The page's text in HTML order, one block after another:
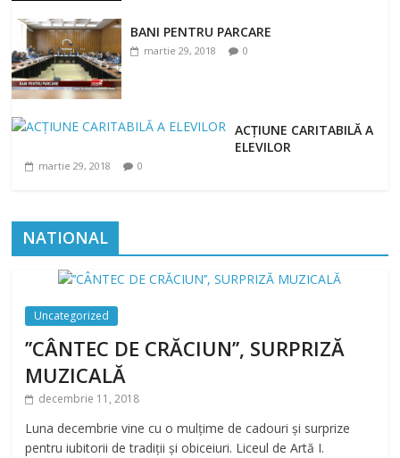
BANI PENTRU PARCARE
martie 29, 2018 0
ACȚIUNE CARITABILĂ A
ELEVILOR
martie 29, 2018 0
NATIONAL
Uncategorized
’’CÂNTEC DE CRĂCIUN’’, SURPRIZĂ
MUZICALĂ
decembrie 11, 2018
Luna decembrie vine cu o mulțime de cadouri și surprize
pentru iubitorii de tradiții și obiceiuri. Liceul de Artă I.